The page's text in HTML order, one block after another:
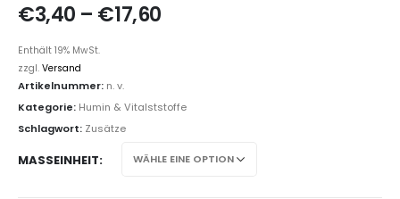
€3,40 – €17,60
Enthält 19% MwSt.
zzgl. Versand
Artikelnummer: n. v.
Kategorie: Humin & Vitalststoffe
Schlagwort: Zusätze
MASSEINHEIT